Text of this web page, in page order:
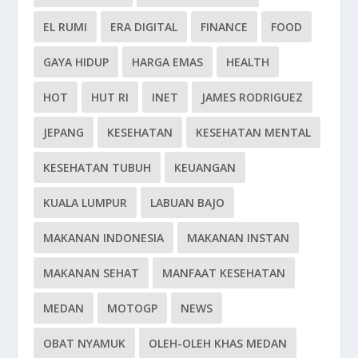
EL RUMI ERA DIGITAL FINANCE FOOD
GAYA HIDUP HARGA EMAS HEALTH
HOT HUT RI INET JAMES RODRIGUEZ
JEPANG KESEHATAN KESEHATAN MENTAL
KESEHATAN TUBUH KEUANGAN
KUALA LUMPUR LABUAN BAJO
MAKANAN INDONESIA MAKANAN INSTAN
MAKANAN SEHAT MANFAAT KESEHATAN
MEDAN MOTOGP NEWS
OBAT NYAMUK OLEH-OLEH KHAS MEDAN